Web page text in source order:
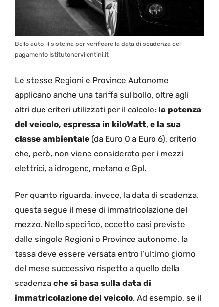
Bollo auto, il sistema per verificare la data di scadenza del
pagamento Istitutonervilentini.it
Le stesse Regioni e Province Autonome
applicano anche una tariffa sul bollo, oltre agli
altri due criteri utilizzati per il calcolo: la potenza
del veicolo, espressa in kiloWatt, e la sua
classe ambientale (da Euro 0 a Euro 6), criterio
che, però, non viene considerato per i mezzi
elettrici, a idrogeno, metano e Gpl.
Per quanto riguarda, invece, la data di scadenza,
questa segue il mese di immatricolazione del
mezzo. Nello specifico, eccetto casi previste
dalle singole Regioni o Province autonome, la
tassa deve essere versata entro l’ultimo giorno
del mese successivo rispetto a quello della
scadenza che si basa sulla data di
immatricolazione del veicolo. Ad esempio, se il